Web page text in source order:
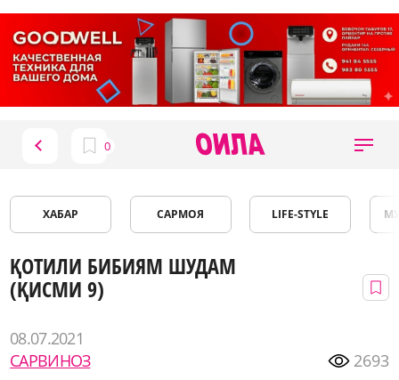
ХАБАР САРМОЯ LIFE-STYLE
ҚОТИЛИ БИБИЯМ ШУДАМ
(ҚИСМИ 9)
08.07.2021
САРВИНОЗ
2693